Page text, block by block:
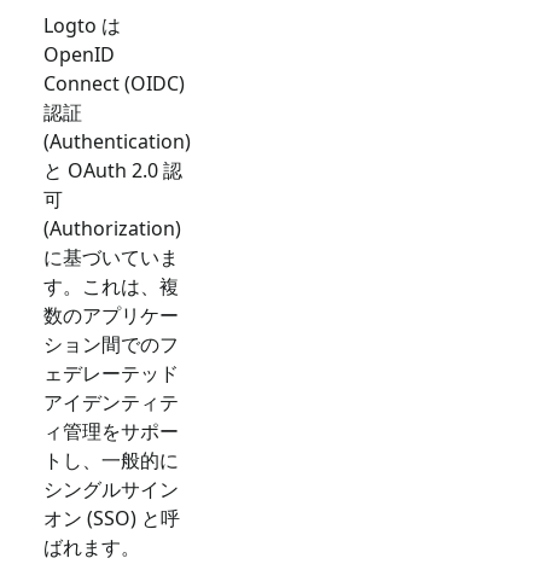
Logto は
OpenID
Connect (OIDC)
認証
(Authentication)
と OAuth 2.0 認
可
(Authorization)
に基づいていま
す。これは、複
数のアプリケー
ション間でのフ
ェデレーテッド
アイデンティテ
ィ管理をサポー
トし、一般的に
シングルサイン
オン (SSO) と呼
ばれます。